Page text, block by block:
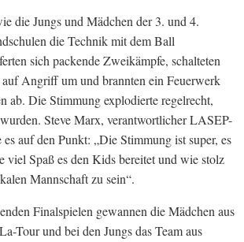
die Jungs und Mädchen der 3. und 4.
die Technik mit dem Ball
sich packende Zweikämpfe, schalteten
Angriff um und brannten ein Feuerwerk
ab. Die Stimmung explodierte regelrecht,
Steve Marx, verantwortlicher LASEP-
auf den Punkt: „Die Stimmung ist super, es
viel Spaß es den Kids bereitet und wie stolz
Mannschaft zu sein“.
Finalspielen gewannen die Mädchen aus
Tour und bei den Jungs das Team aus